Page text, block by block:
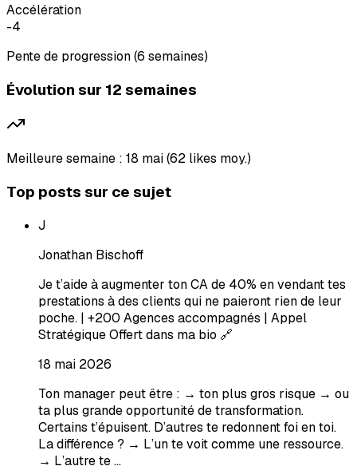
Accélération
-4
Pente de progression (6 semaines)
Évolution sur 12 semaines
Meilleure semaine : 18 mai (62 likes moy.)
Top posts sur ce sujet
J
Jonathan Bischoff
Je t’aide à augmenter ton CA de 40% en vendant tes
prestations à des clients qui ne paieront rien de leur
poche. | +200 Agences accompagnés | Appel
Stratégique Offert dans ma bio 🔗
18 mai 2026
Ton manager peut être : → ton plus gros risque → ou
ta plus grande opportunité de transformation.
Certains t’épuisent. D’autres te redonnent foi en toi.
La différence ? → L’un te voit comme une ressource.
→ L’autre te …